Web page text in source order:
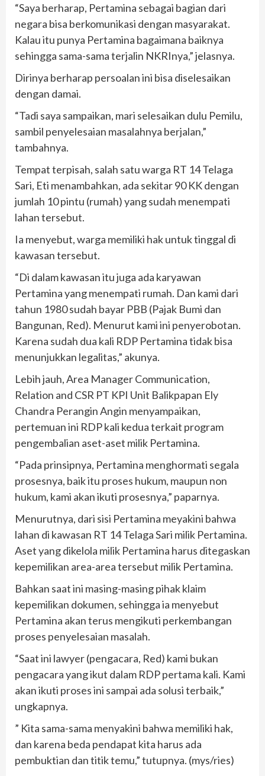
“Saya berharap, Pertamina sebagai bagian dari
negara bisa berkomunikasi dengan masyarakat.
Kalau itu punya Pertamina bagaimana baiknya
sehingga sama-sama terjalin NKRInya,” jelasnya.
Dirinya berharap persoalan ini bisa diselesaikan
dengan damai.
“Tadi saya sampaikan, mari selesaikan dulu Pemilu,
sambil penyelesaian masalahnya berjalan,”
tambahnya.
Tempat terpisah, salah satu warga RT 14 Telaga
Sari, Eti menambahkan, ada sekitar 90 KK dengan
jumlah 10 pintu (rumah) yang sudah menempati
lahan tersebut.
Ia menyebut, warga memiliki hak untuk tinggal di
kawasan tersebut.
“Di dalam kawasan itu juga ada karyawan
Pertamina yang menempati rumah. Dan kami dari
tahun 1980 sudah bayar PBB (Pajak Bumi dan
Bangunan, Red). Menurut kami ini penyerobotan.
Karena sudah dua kali RDP Pertamina tidak bisa
menunjukkan legalitas,” akunya.
Lebih jauh, Area Manager Communication,
Relation and CSR PT KPI Unit Balikpapan Ely
Chandra Perangin Angin menyampaikan,
pertemuan ini RDP kali kedua terkait program
pengembalian aset-aset milik Pertamina.
“Pada prinsipnya, Pertamina menghormati segala
prosesnya, baik itu proses hukum, maupun non
hukum, kami akan ikuti prosesnya,” paparnya.
Menurutnya, dari sisi Pertamina meyakini bahwa
lahan di kawasan RT 14 Telaga Sari milik Pertamina.
Aset yang dikelola milik Pertamina harus ditegaskan
kepemilikan area-area tersebut milik Pertamina.
Bahkan saat ini masing-masing pihak klaim
kepemilikan dokumen, sehingga ia menyebut
Pertamina akan terus mengikuti perkembangan
proses penyelesaian masalah.
“Saat ini lawyer (pengacara, Red) kami bukan
pengacara yang ikut dalam RDP pertama kali. Kami
akan ikuti proses ini sampai ada solusi terbaik,”
ungkapnya.
” Kita sama-sama menyakini bahwa memiliki hak,
dan karena beda pendapat kita harus ada
pembuktian dan titik temu,” tutupnya. (mys/ries)